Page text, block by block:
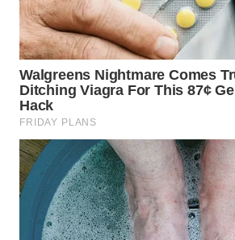
WN
DANAU
TOBA
WN
NIAS
LANGKAT
WN